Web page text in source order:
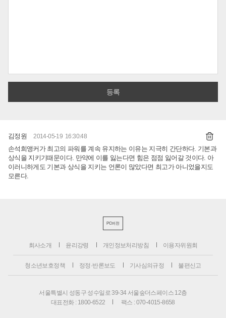
김정원 2014-05-19 16:30:48
손석희앵커가 최고의 파워를 계속 유지하는 이유는 지극히 간단하다. 기본과
상식을 지키기때문이다. 만약에 이를 잃는다면 힘은 점점 잃어갈 것이다. 아
이러니하게도 기본과 상식을 지키는 언론이 많았다면 최고가 아니었을지도
모른다.
PC버전
회사소개 윤리강령 개인정보처리방침 이용자위원회
청소년보호정책 정정·반론보도 기사심의규정 불편신고
서울특별시 성동구 성수일로 39-34 서울숲더스페이스 12층
대표전화 : 1800-6522
팩스 : 070-4015-8658